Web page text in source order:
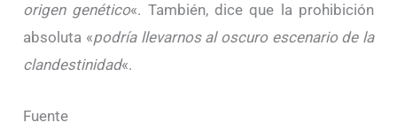
origen genético«. También, dice que la prohibición
absoluta «podría llevarnos al oscuro escenario de la
clandestinidad«.
Fuente